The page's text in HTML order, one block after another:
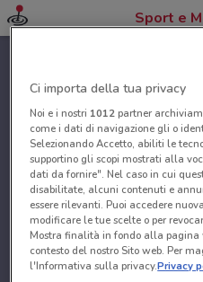
Sport e
Ci importa della tua privacy
Noi e i nostri 1012partner
come i dati di navigazione gli o
Selezionando Accetto, abiliti le
supportino gli scopi mostrati alla
dati da fornire". Nel caso in cui
disabilitate, alcuni contenuti e
essere rilevanti. Puoi accedere
modificare le tue scelte o per
Mostra finalità in fondo alla pagina
contesto del nostro Sito web. Per
l'Informativa sulla privacy.Privacy